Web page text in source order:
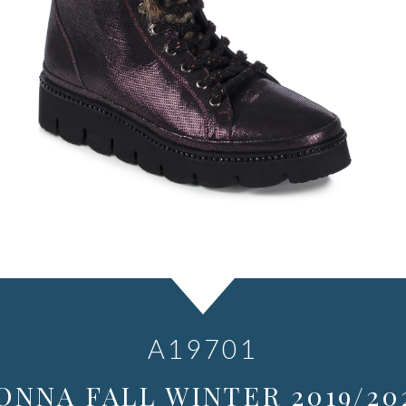
A19701
FALL WINTER 2019/